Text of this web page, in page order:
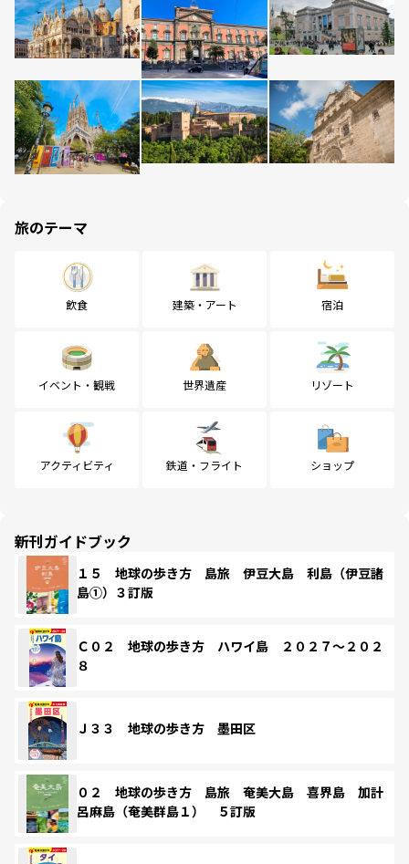
旅のテーマ
飲食 建築・アート 宿泊
イベント・観戦 世界遺産 リゾート
アクティビティ 鉄道・フライト ショップ
新刊ガイドブック
１５ 地球の歩き方 島旅 伊豆大島 利島（伊豆諸
島①）３訂版
Ｃ０２ 地球の歩き方 ハワイ島 ２０２７～２０２
８
Ｊ３３ 地球の歩き方 墨田区
０２ 地球の歩き方 島旅 奄美大島 喜界島 加計
呂麻島（奄美群島１） ５訂版